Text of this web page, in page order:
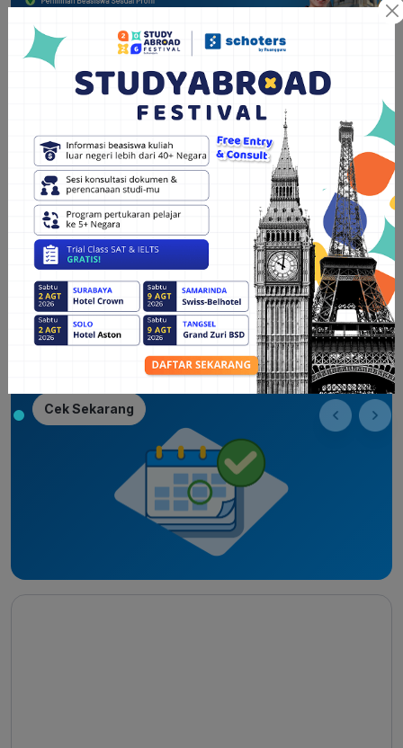
Bagikan artikel ini:
Kalender Beasiswa
Temukan 1000+ beasiswa
terlengkap dari 47 negara
Cek Sekarang